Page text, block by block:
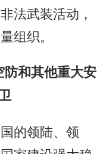
法武装活动，
组织。
和其他重大安
的领陆、领